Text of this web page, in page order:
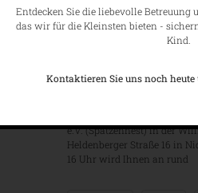
Kinderflohmarkt –
e.V. (Spatzennest) in der
Heldenberger Straße 16 in
16 Uhr wird Ihnen an rund
Entdecken Sie die liebevolle Betreuung
das wir für die Kleinsten bieten -
Kind.
Kontaktieren Sie uns noch heute